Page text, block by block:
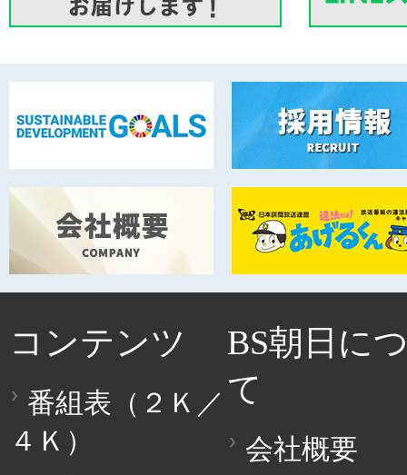
コンテンツ
番組表（２Ｋ／
４Ｋ）
BS朝日に
て
会社概要